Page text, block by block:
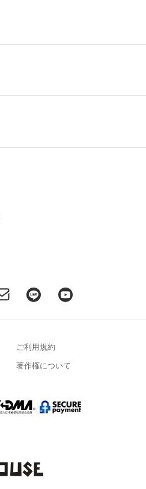
ご利用規約
著作権について